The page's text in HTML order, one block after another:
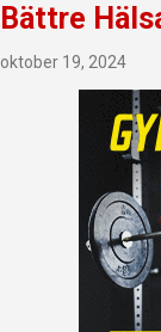
Bättre
oktober 19, 2024